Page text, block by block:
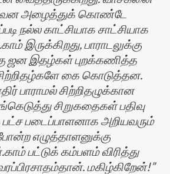
அழைத்துக் கொண்டே
நல்ல காட்சியாக சாட்சியாக
இருக்கிறது, பாராடலுக்கு
ஜன இதழ்கள் புறக்கணித்த
கை கொடுத்தன.
பாராமல் சிற்றிதழுக்கான
சிறுகதைகள் பதிவு
பட்ச படைப்பாளனாக அறியவரும்
எழுத்தாளனுக்கு
பட்டுக் கம்பளம் விரித்து
மகிழ்கிறேன்!